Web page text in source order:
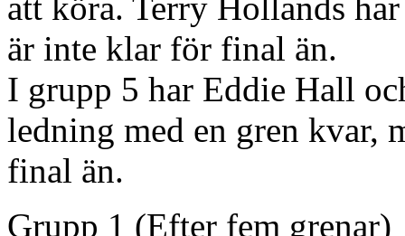
är inte klar för final än.
I grupp 5 har Eddie Hall
ledning med en gren kvar,
final än.
Grupp 1 (Efter fem grenar)